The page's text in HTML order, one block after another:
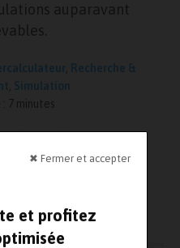
✖ Fermer et accepter
et profitez
auparavant
Recherche &
Simulation
7 minutes